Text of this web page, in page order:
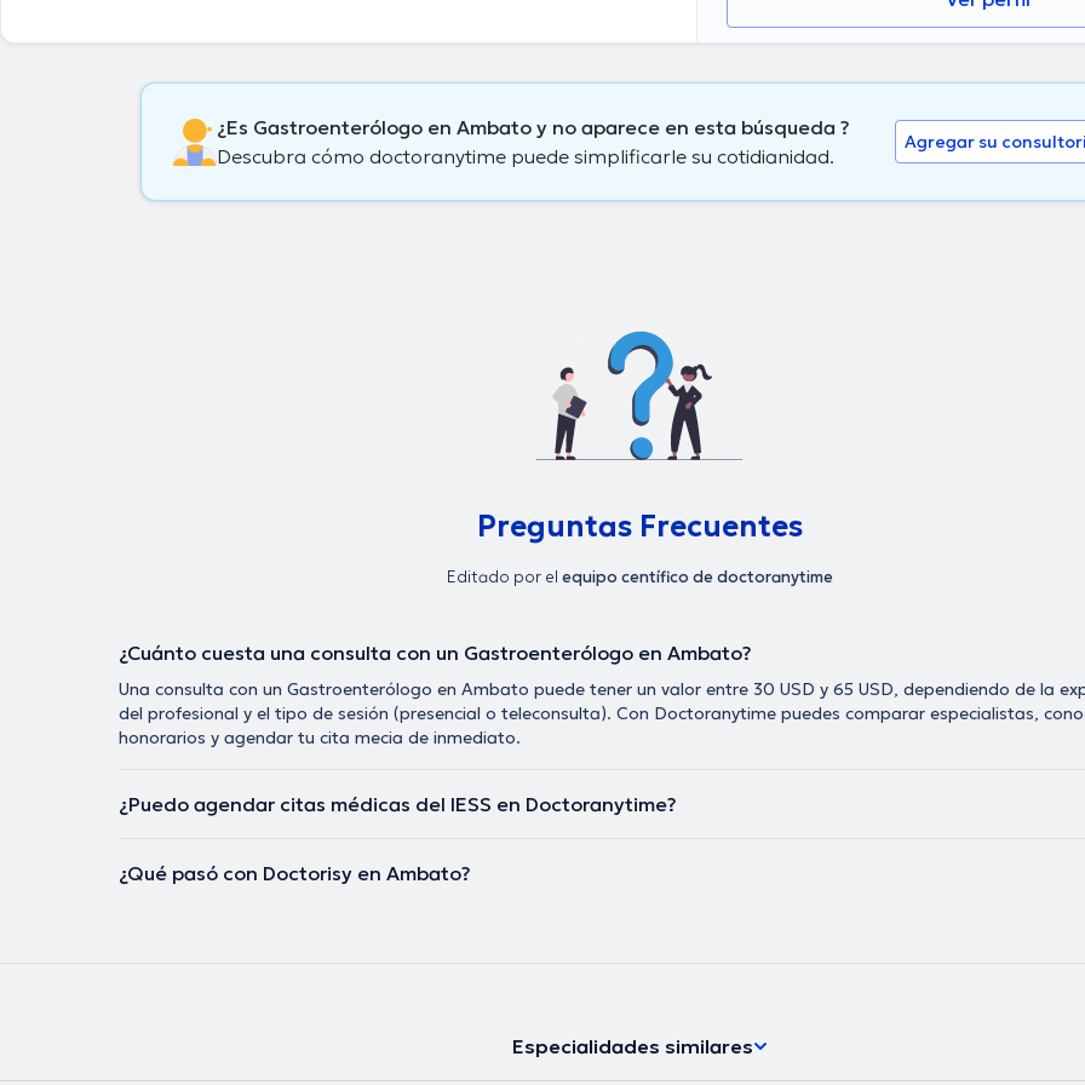
¿Es Gastroenterólogo en Ambato y no aparece en esta búsqueda ?
Descubra cómo doctoranytime puede simplificarle su cotidianidad.
Agregar su
Preguntas Frecuentes
Editado por el equipo centífico de doctoranytime
¿Cuánto cuesta una consulta con un Gastroenterólogo en Ambato?
Una consulta con un Gastroenterólogo en Ambato puede tener un valor entre 30 USD y 65 USD, dependiendo de la
del profesional y el tipo de sesión (presencial o teleconsulta). Con Doctoranytime puedes comparar especialistas,
honorarios y agendar tu cita mecia de inmediato.
¿Puedo agendar citas médicas del IESS en Doctoranytime?
¿Qué pasó con Doctorisy en Ambato?
Especialidades similares